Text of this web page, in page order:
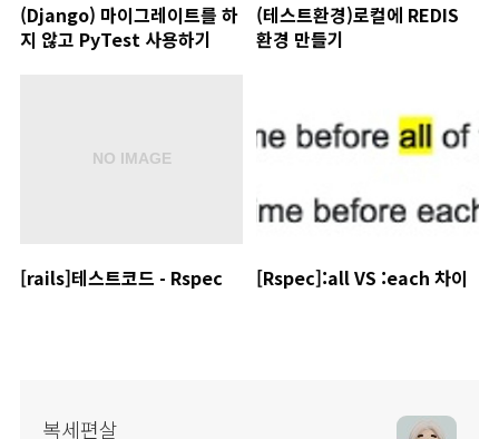
(Django) 마이그레이트를 하
지 않고 PyTest 사용하기
(테스트환경)로컬에 REDIS
환경 만들기
[rails]테스트코드 - Rspec [Rspec]:all VS :each 차이
복세편살